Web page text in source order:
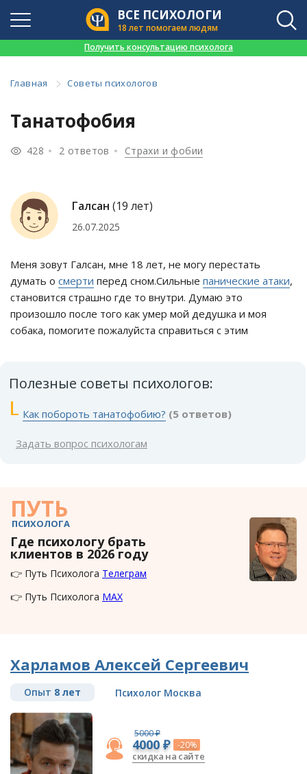
ВСЕ ПСИХОЛОГИ
18 лет помогаем людям
Получить консультацию психолога
Главная Советы психологов
Танатофобия
428 2 ответов Страхи и фобии
Галсан (19 лет)
26.07.2025
Меня зовут Галсан, мне 18 лет, не могу перестать
думать о смерти перед сном.Сильные панические атаки,
становится страшно где то внутри. Думаю это
произошло после того как умер мой дедушка и моя
собака, помогите пожалуйста справиться с этим
Полезные советы психологов:
Как побороть танатофобию? (5 ответов)
Задать вопрос психологам
ПУТЬ
ПСИХОЛОГА
Где психологу брать
клиентов в 2026 году
👉 Путь Психолога Телеграм
👉 Путь Психолога MAX
Харламов Алексей Сергеевич
Опыт 8 лет Психолог Москва
5000 ₽
4000 ₽ -20%
скидка на сайте